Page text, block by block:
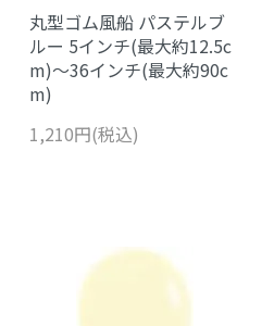
丸型ゴム風船 パステルブ
ルー 5インチ(最大約12.5c
m)～36インチ(最大約90c
m)
1,210円(税込)